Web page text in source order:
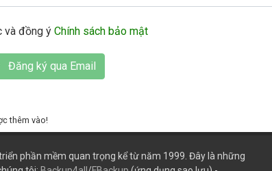
và đồng ý Chính sách bảo mật
Đăng ký qua Email
thêm vào!
phần mềm quan trọng kể từ năm 1999. Đây là những